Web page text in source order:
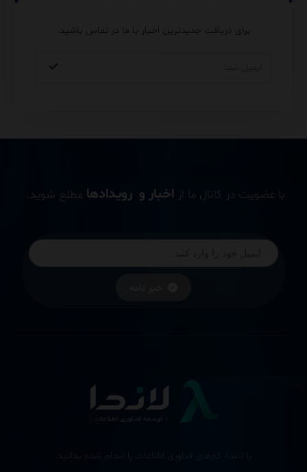
برای دریافت جدیدترین اخبار با ما در تماس باشید.
با عضویت در کانال ما از اخبار و رویدادها مطلع شوید.
با لاندا، کارهای فناوری اطلاعات را انجام شده بدانید.